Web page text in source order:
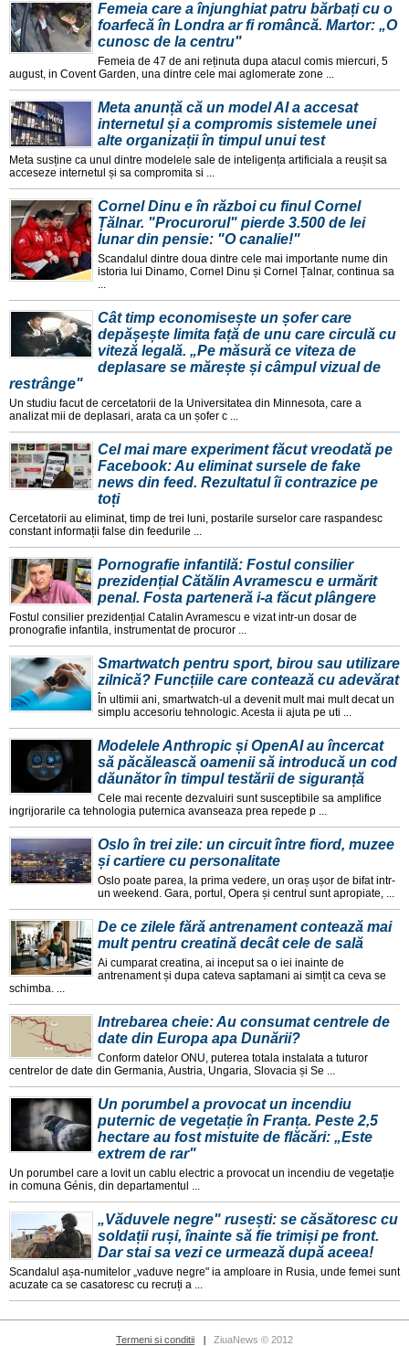
Femeia care a înjunghiat patru bărbați cu o
foarfecă în Londra ar fi româncă. Martor: „O
cunosc de la centru"
Femeia de 47 de ani reținuta dupa atacul comis miercuri, 5
august, in Covent Garden, una dintre cele mai aglomerate zone ...
Meta anunță că un model AI a accesat
internetul și a compromis sistemele unei
alte organizații în timpul unui test
Meta susține ca unul dintre modelele sale de inteligența artificiala a reușit sa
acceseze internetul și sa compromita si ...
Cornel Dinu e în război cu finul Cornel
Țălnar. "Procurorul" pierde 3.500 de lei
lunar din pensie: "O canalie!"
Scandalul dintre doua dintre cele mai importante nume din
istoria lui Dinamo, Cornel Dinu și Cornel Țalnar, continua sa
...
Cât timp economisește un șofer care
depășește limita față de unu care circulă cu
viteză legală. „Pe măsură ce viteza de
deplasare se mărește și câmpul vizual de
restrânge"
Un studiu facut de cercetatorii de la Universitatea din Minnesota, care a
analizat mii de deplasari, arata ca un șofer c ...
Cel mai mare experiment făcut vreodată pe
Facebook: Au eliminat sursele de fake
news din feed. Rezultatul îi contrazice pe
toți
Cercetatorii au eliminat, timp de trei luni, postarile surselor care raspandesc
constant informații false din feedurile ...
Pornografie infantilă: Fostul consilier
prezidențial Cătălin Avramescu e urmărit
penal. Fosta parteneră i-a făcut plângere
Fostul consilier prezidențial Catalin Avramescu e vizat intr-un dosar de
pronografie infantila, instrumentat de procuror ...
Smartwatch pentru sport, birou sau utilizare
zilnică? Funcțiile care contează cu adevărat
În ultimii ani, smartwatch-ul a devenit mult mai mult decat un
simplu accesoriu tehnologic. Acesta ii ajuta pe uti ...
Modelele Anthropic și OpenAI au încercat
să păcălească oamenii să introducă un cod
dăunător în timpul testării de siguranță
Cele mai recente dezvaluiri sunt susceptibile sa amplifice
ingrijorarile ca tehnologia puternica avanseaza prea repede p ...
Oslo în trei zile: un circuit între fiord, muzee
și cartiere cu personalitate
Oslo poate parea, la prima vedere, un oraș ușor de bifat intr-
un weekend. Gara, portul, Opera și centrul sunt apropiate, ...
De ce zilele fără antrenament contează mai
mult pentru creatină decât cele de sală
Ai cumparat creatina, ai inceput sa o iei inainte de
antrenament și dupa cateva saptamani ai simțit ca ceva se
schimba. ...
Intrebarea cheie: Au consumat centrele de
date din Europa apa Dunării?
Conform datelor ONU, puterea totala instalata a tuturor
centrelor de date din Germania, Austria, Ungaria, Slovacia și Se ...
Un porumbel a provocat un incendiu
puternic de vegetație în Franța. Peste 2,5
hectare au fost mistuite de flăcări: „Este
extrem de rar"
Un porumbel care a lovit un cablu electric a provocat un incendiu de vegetație
in comuna Génis, din departamentul ...
„Văduvele negre" rusești: se căsătoresc cu
soldații ruși, înainte să fie trimiși pe front.
Dar stai sa vezi ce urmează după aceea!
Scandalul așa-numitelor „vaduve negre" ia amploare in Rusia, unde femei sunt
acuzate ca se casatoresc cu recruți a ...
Termeni si conditii ZiuaNews © 2012